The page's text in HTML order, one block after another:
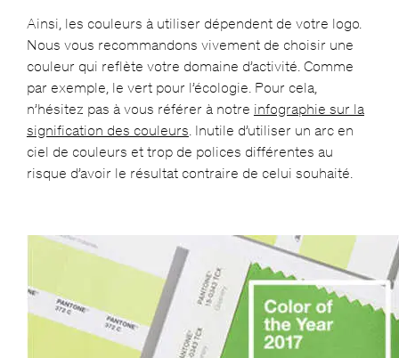
Ainsi, les couleurs à utiliser dépendent de votre logo.
Nous vous recommandons vivement de choisir une
couleur qui reflète votre domaine d’activité. Comme
par exemple, le vert pour l’écologie. Pour cela,
n’hésitez pas à vous référer à notre infographie sur la
signification des couleurs. Inutile d’utiliser un arc en
ciel de couleurs et trop de polices différentes au
risque d’avoir le résultat contraire de celui souhaité.